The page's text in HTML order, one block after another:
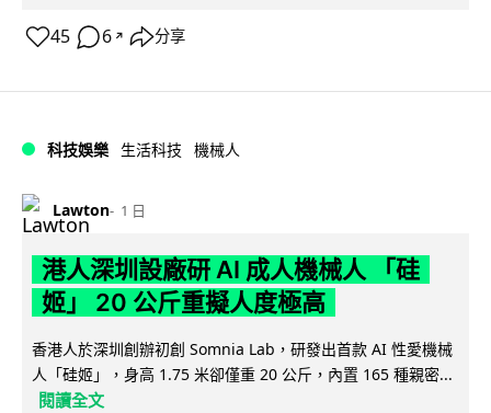
45 6 ↗ 分享
科技娛樂 生活科技 機械人
Lawton 1 日
港人深圳設廠研 AI 成人機械人 「硅
姬」 20 公斤重擬人度極高
香港人於深圳創辦初創 Somnia Lab，研發出首款 AI 性愛機械
人「硅姬」，身高 1.75 米卻僅重 20 公斤，內置 165 種親密...
閱讀全文